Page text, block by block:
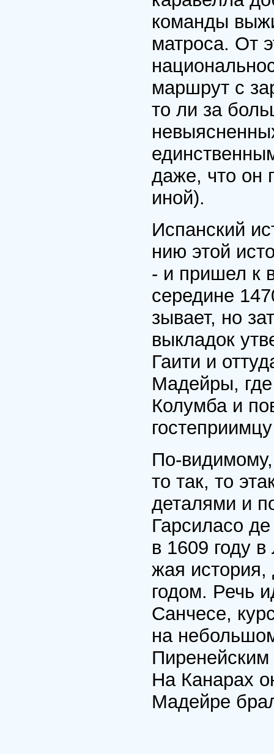
команды
матроса. От
маршрут с
то ли за
даже, что он
иной).
Испанский
нию этой
- и пришел к
середине
зывает, но
выкладок
Гаити и
Мадей­ры,
Колумба и
По-
то так, то
деталями и
Гарсиласо
в 1609 году
жая история,
годом. Речь
Санчесе,
на
Пиреней­ским
На Канарах
Мадейре